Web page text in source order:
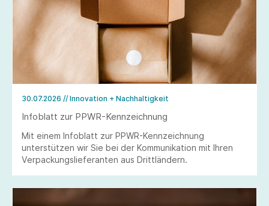
30.07.2026 // Innovation + Nachhaltigkeit
Infoblatt zur PPWR-Kennzeichnung
Mit einem Infoblatt zur PPWR-Kennzeichnung
unterstützen wir Sie bei der Kommunikation mit Ihren
Verpackungslieferanten aus Drittländern.